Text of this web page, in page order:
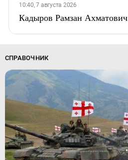
10:40, 7 августа 2026
Кадыров Рамзан Ахматович
СПРАВОЧНИК